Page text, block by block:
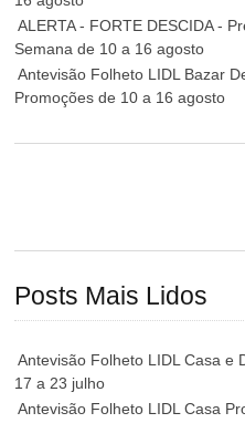
ALERTA - FORTE DESCIDA -
Semana de 10 a 16 agosto
Antevisão Folheto LIDL Bazar
Promoções de 10 a 16 agosto
Posts Mais Lidos
Antevisão Folheto LIDL Casa e
17 a 23 julho
Antevisão Folheto LIDL Casa